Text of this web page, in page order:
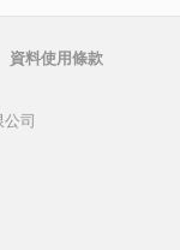
資料使用條款
司